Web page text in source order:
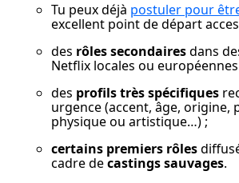
Tu peux déjà postuler pour
excellent point de départ
des rôles secondaires dans
Netflix locales ou
des profils très spécifiques
urgence (accent, âge, origine,
physique ou artistique…) ;
certains premiers rôles
cadre de castings sauvages.